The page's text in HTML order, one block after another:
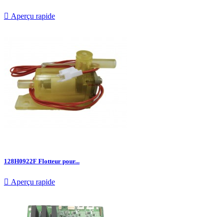
 Aperçu rapide
128H0922F Flotteur pour...
 Aperçu rapide